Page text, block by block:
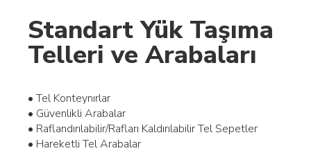
Standart Yük Taşıma
Telleri ve Arabaları
• Tel Konteynırlar
• Güvenlikli Arabalar
• Raflandırılabilir/Rafları Kaldırılabilir Tel Sepetler
• Hareketli Tel Arabalar